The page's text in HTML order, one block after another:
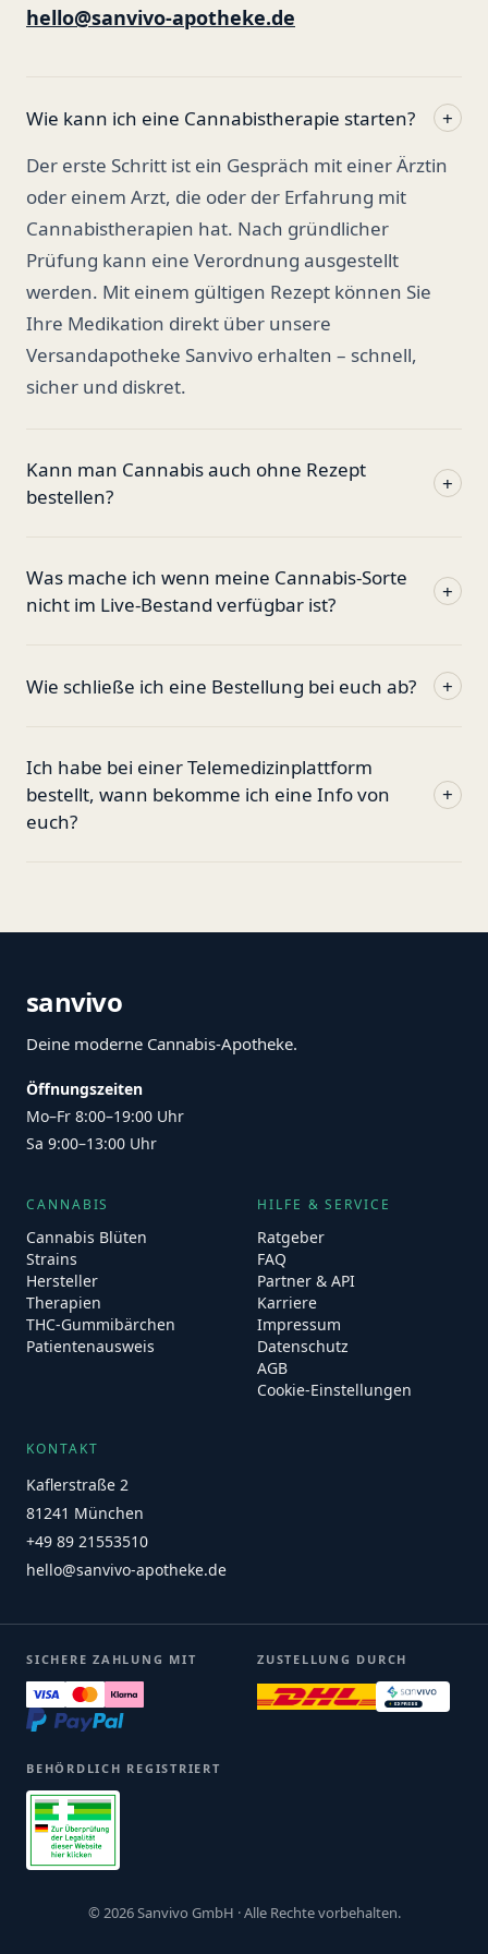
hello@sanvivo-apotheke.de
Wie kann ich eine Cannabistherapie starten?
+
Der erste Schritt ist ein Gespräch mit einer Ärztin
oder einem Arzt, die oder der Erfahrung mit
Cannabistherapien hat. Nach gründlicher
Prüfung kann eine Verordnung ausgestellt
werden. Mit einem gültigen Rezept können Sie
Ihre Medikation direkt über unsere
Versandapotheke Sanvivo erhalten – schnell,
sicher und diskret.
Kann man Cannabis auch ohne Rezept
bestellen?
+
Was mache ich wenn meine Cannabis-Sorte
nicht im Live-Bestand verfügbar ist?
+
Wie schließe ich eine Bestellung bei euch ab? +
Ich habe bei einer Telemedizinplattform
bestellt, wann bekomme ich eine Info von
euch?
+
sanvivo
Deine moderne Cannabis-Apotheke.
Öffnungszeiten
Mo–Fr 8:00–19:00 Uhr
Sa 9:00–13:00 Uhr
CANNABIS
Cannabis Blüten
Strains
Hersteller
Therapien
THC-Gummibärchen
Patientenausweis
HILFE & SERVICE
Ratgeber
FAQ
Partner & API
Karriere
Impressum
Datenschutz
AGB
Cookie-Einstellungen
KONTAKT
Kaflerstraße 2
81241 München
+49 89 21553510
hello@sanvivo-apotheke.de
SICHERE ZAHLUNG MIT ZUSTELLUNG DURCH
BEHÖRDLICH REGISTRIERT
© 2026 Sanvivo GmbH · Alle Rechte vorbehalten.